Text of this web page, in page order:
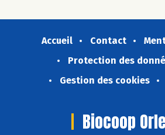
Accueil Contact
Protection des
Gestion des cookies
Biocoop